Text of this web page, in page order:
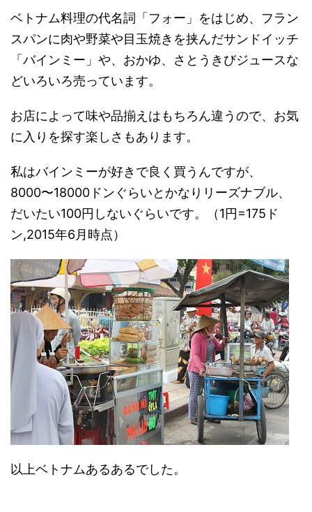
ベトナム料理の代名詞「フォー」をはじめ、フラン
スパンに肉や野菜や目玉焼きを挟んだサンドイッチ
「バインミー」や、おかゆ、さとうきびジュースな
どいろいろ売っています。
お店によって味や品揃えはもちろん違うので、お気
に入りを探す楽しさもあります。
私はバインミーが好きで良く買うんですが、
8000〜18000ドンぐらいとかなりリーズナブル、
だいたい100円しないぐらいです。（1円=175ド
ン,2015年6月時点）
以上ベトナムあるあるでした。